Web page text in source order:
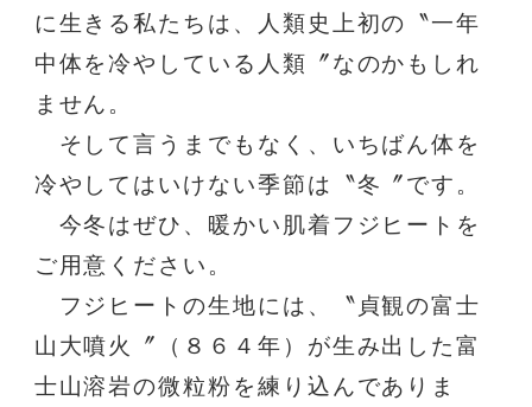
に生きる私たちは、人類史上初の〝一年
中体を冷やしている人類〞なのかもしれ
ません。
そして言うまでもなく、いちばん体を
冷やしてはいけない季節は〝冬〞です。
今冬はぜひ、暖かい肌着フジヒートを
ご用意ください。
フジヒートの生地には、〝貞観の富士
山大噴火〞（８６４年）が生み出した富
士山溶岩の微粒粉を練り込んでありま